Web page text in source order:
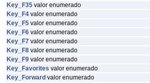
Key_F35 valor enumerado
Key_F4 valor enumerado
Key_F5 valor enumerado
Key_F6 valor enumerado
Key_F7 valor enumerado
Key_F8 valor enumerado
Key_F9 valor enumerado
Key_Favorites valor enumerado
Key_Forward valor enumerado